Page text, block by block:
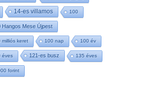
14-es villamos 100
Hangos Mese Újpest
milliós keret 100 nap 100 év
éves 121-es busz 135 éves
forint